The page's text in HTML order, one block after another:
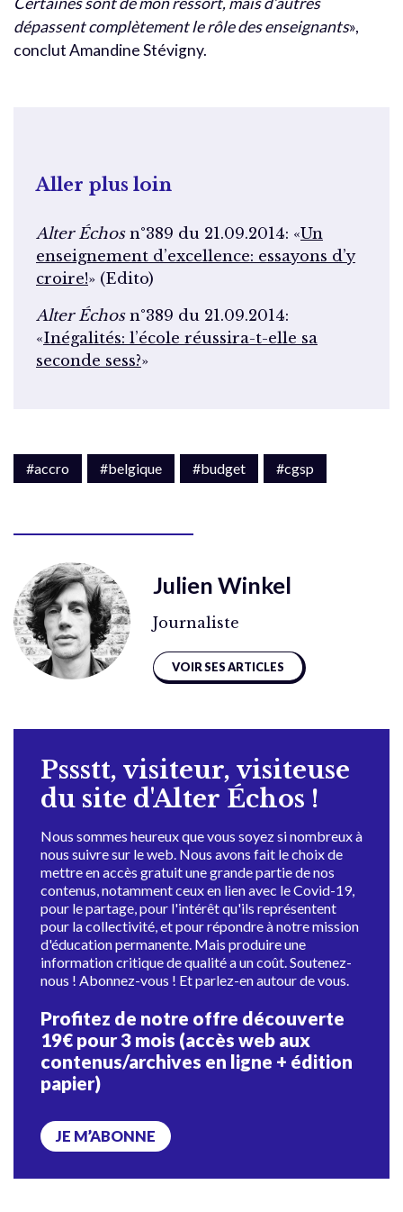
dépassent complètement le rôle des enseignants»,
conclut Amandine Stévigny.
Aller plus loin
Alter Échosn°389 du 21.09.2014: «Un
enseignement d’excellence: essayons d’y
croire!» (Edito)
Alter Échosn°389 du 21.09.2014:
«Inégalités: l’école réussira-t-elle sa
seconde sess?»
#accro #belgique #budget #cgsp
Julien Winkel
Journaliste
VOIR SES ARTICLES
Pssstt, visiteur, visiteuse
du site d'Alter Échos !
Nous sommes heureux que vous soyez si nombreux à
nous suivre sur le web. Nous avons fait le choix de
mettre en accès gratuit une grande partie de nos
contenus, notamment ceux en lien avec le Covid-19,
pour le partage, pour l'intérêt qu'ils représentent
pour la collectivité, et pour répondre à notre mission
d'éducation permanente. Mais produire une
information critique de qualité a un coût. Soutenez-
nous ! Abonnez-vous ! Et parlez-en autour de vous.
Profitez de notre offre découverte
19€ pour 3 mois (accès web aux
contenus/archives en ligne + édition
papier)
JE M’ABONNE